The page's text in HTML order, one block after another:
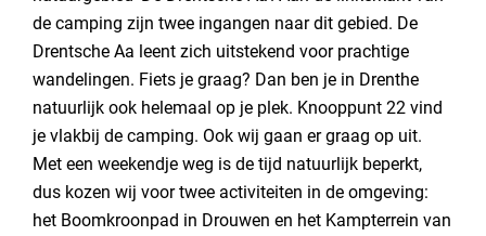
de camping zijn twee ingangen naar dit gebied. De
Drentsche Aa leent zich uitstekend voor prachtige
wandelingen. Fiets je graag? Dan ben je in Drenthe
natuurlijk ook helemaal op je plek. Knooppunt 22 vind
je vlakbij de camping. Ook wij gaan er graag op uit.
Met een weekendje weg is de tijd natuurlijk beperkt,
dus kozen wij voor twee activiteiten in de omgeving:
het Boomkroonpad in Drouwen en het Kampterrein van